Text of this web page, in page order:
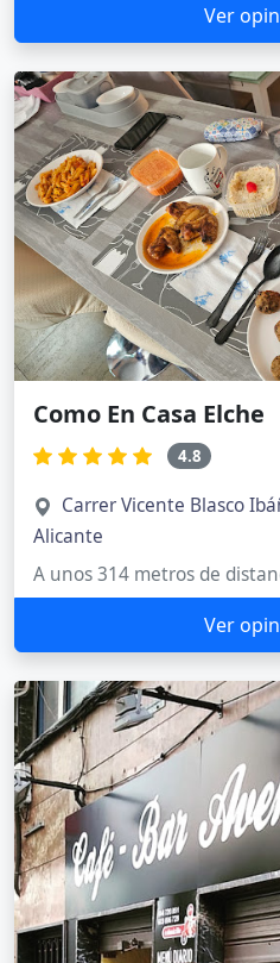
Ver
Como En Casa Elche
4.8
Carrer Vicente Blasco
Alicante
A unos 314 metros de
Ver